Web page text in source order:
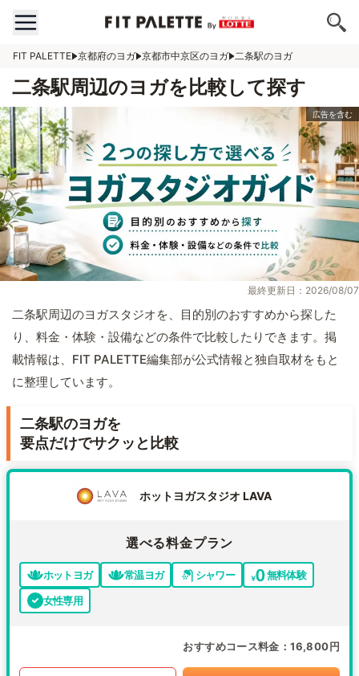
FIT PALETTE 京都府のヨガ 京都市中京区のヨガ 二条駅のヨガ
二条駅周辺のヨガを比較して探す
最終更新日：2026/08/07
二条駅周辺のヨガスタジオを、目的別のおすすめから探した
り、料金・体験・設備などの条件で比較したりできます。掲
載情報は、FIT PALETTE編集部が公式情報と独自取材をもと
に整理しています。
二条駅のヨガを
要点だけでサクッと比較
ホットヨガスタジオ LAVA
選べる料金プラン
ホットヨガ 常温ヨガ シャワー
無料体験
女性専用
おすすめコース料金 16,800円